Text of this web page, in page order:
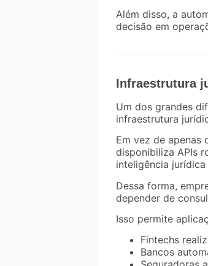
Além disso, a
decisão em
Infraestrutura
Um dos grandes
infraestrutura
Em vez de apenas
disponibiliza APIs
inteligência
Dessa forma,
depender de
Isso permite
Fintechs
Bancos